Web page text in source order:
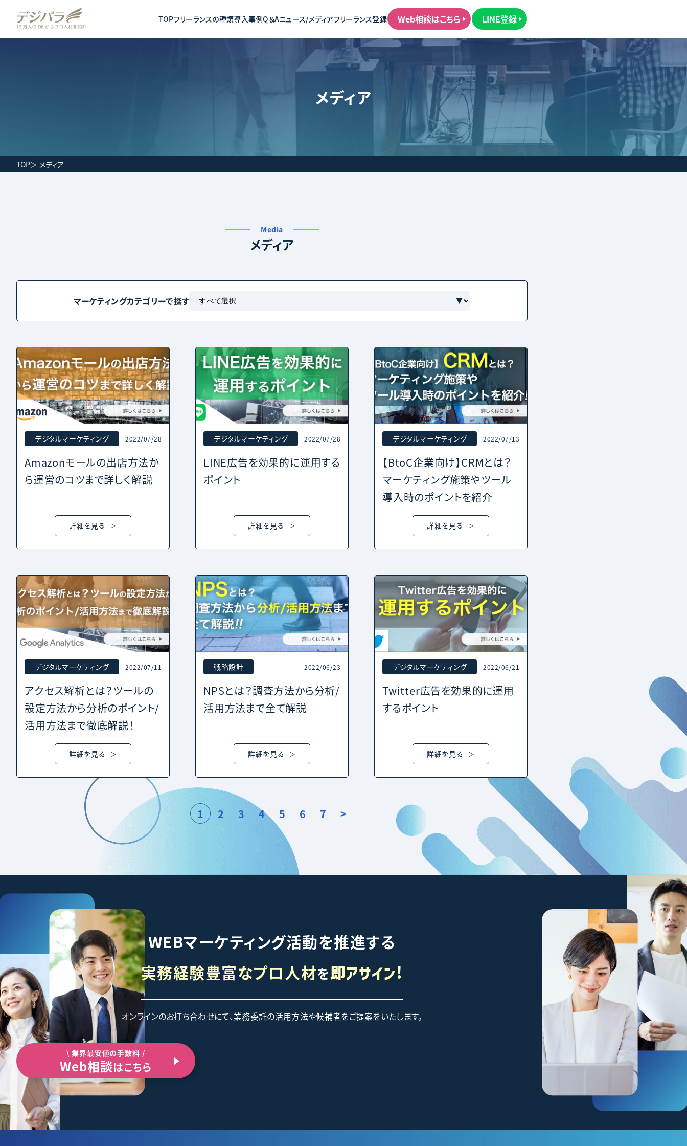
TOPフリーランスの種類導入事例Q＆Aニュース/メディアフリーランス登録 Web相談はこちら LINE登録
メディア
TOP メディア
Media
メディア
マーケティングカテゴリーで探す
デジタルマーケティング 2022/07/28
Amazonモールの出店方法か
ら運営のコツまで詳しく解説
詳細を見る
デジタルマーケティング 2022/07/28
LINE広告を効果的に運用する
ポイント
詳細を見る
デジタルマーケティング 2022/07/13
【BtoC企業向け】CRMとは？
マーケティング施策やツール
導入時のポイントを紹介
詳細を見る
デジタルマーケティング 2022/07/11
アクセス解析とは？ツールの
設定方法から分析のポイント/
活用方法まで徹底解説！
詳細を見る
戦略設計 2022/06/23
NPSとは？調査方法から分析/
活用方法まで全て解説
詳細を見る
デジタルマーケティング 2022/06/21
Twitter広告を効果的に運用
するポイント
詳細を見る
1 2 3 4 5 6 7 >
WEBマーケティング活動を推進する
実務経験豊富なプロ人材を即アサイン!
オンラインのお打ち合わせにて、業務委託の活用方法や候補者をご提案をいたします。
\ 業界最安値の手数料 /
Web相談はこちら